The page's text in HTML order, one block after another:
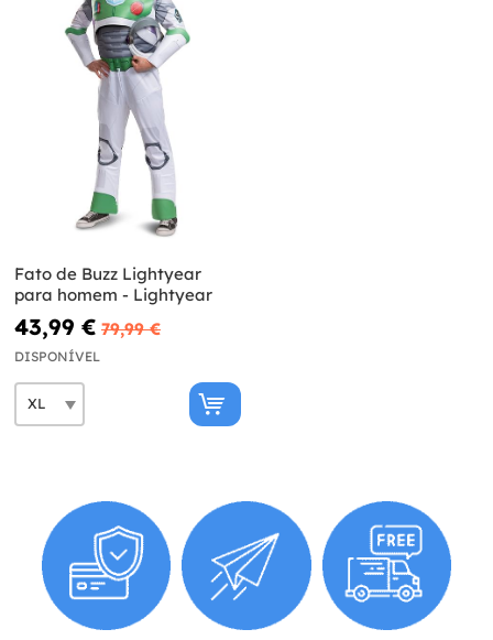
Fato de Buzz Lightyear
para homem - Lightyear
43,99 € 79,99 €
DISPONÍVEL